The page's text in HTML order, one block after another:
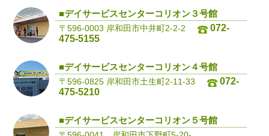
■デイサービスセンターコリオン３号館
〒596-0003 岸和田市中井町2-2-2
072-
475-5155
■デイサービスセンターコリオン４号館
〒596-0825 岸和田市土生町2-11-33
072-
475-5210
■デイサービスセンターコリオン５号館